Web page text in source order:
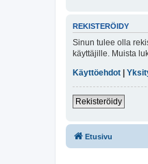
REKISTERÖIDY
Sinun tulee olla
käyttäjille. Muista
Käyttöehdot |
Rekisteröidy
Etusivu